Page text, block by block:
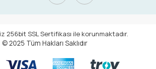
256bit SSL Sertifikası ile korunmaktadır.
© 2025 Tüm Hakları Saklıdır